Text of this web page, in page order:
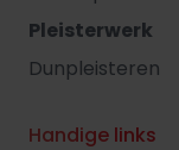
Pleisterwerk
Dunpleisteren
Handige links